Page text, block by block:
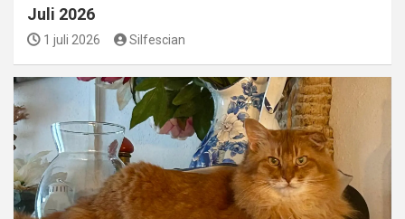
Juli 2026
1 juli 2026 Silfescian